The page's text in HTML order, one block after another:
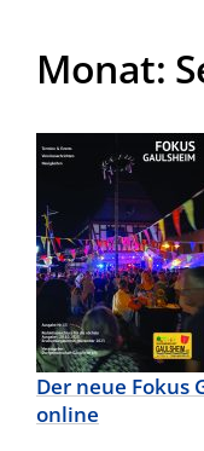
Monat:
Der neue Fokus
online